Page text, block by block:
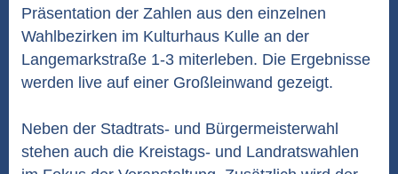
Präsentation der Zahlen aus den einzelnen
Wahlbezirken im Kulturhaus Kulle an der
Langemarkstraße 1-3 miterleben. Die Ergebnisse
werden live auf einer Großleinwand gezeigt.
Neben der Stadtrats- und Bürgermeisterwahl
stehen auch die Kreistags- und Landratswahlen